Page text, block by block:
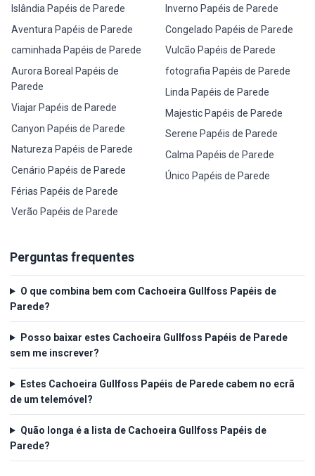
Islândia Papéis de Parede
Aventura Papéis de Parede
caminhada Papéis de Parede
Aurora Boreal Papéis de
Parede
Viajar Papéis de Parede
Canyon Papéis de Parede
Natureza Papéis de Parede
Cenário Papéis de Parede
Férias Papéis de Parede
Verão Papéis de Parede
Inverno Papéis de Parede
Congelado Papéis de Parede
Vulcão Papéis de Parede
fotografia Papéis de Parede
Linda Papéis de Parede
Majestic Papéis de Parede
Serene Papéis de Parede
Calma Papéis de Parede
Único Papéis de Parede
Perguntas frequentes
O que combina bem com Cachoeira Gullfoss Papéis de
Parede?
Posso baixar estes Cachoeira Gullfoss Papéis de Parede
sem me inscrever?
Estes Cachoeira Gullfoss Papéis de Parede cabem no ecrã
de um telemóvel?
Quão longa é a lista de Cachoeira Gullfoss Papéis de
Parede?